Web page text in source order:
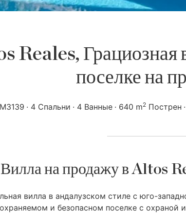
Reales, Грациозная
поселке на
4 Спальни 4 Ванные 640 m2 Пострен
Вилла на продажу в Altos
вилла в андалузском стиле с юго-
и безопасном поселке с охраной